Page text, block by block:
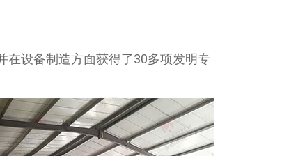
在设备制造方面获得了30多项发明专